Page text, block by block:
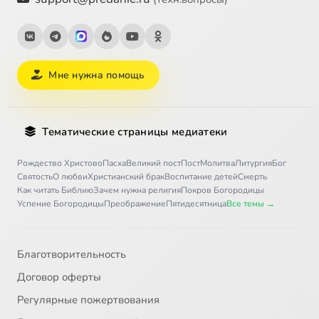
Мне нужна помощь
Тематические страницы медиатеки
Рождество ХристовоПасхаВеликий постПостМолитваЛитургияБог
СвятостьО любвиХристианский бракВоспитание детейСмерть
Как читать БиблиюЗачем нужна религияПокров Богородицы
Успение БогородицыПреображениеПятидесятницаВсе темы →
Благотворительность
Договор оферты
Регулярные пожертвования